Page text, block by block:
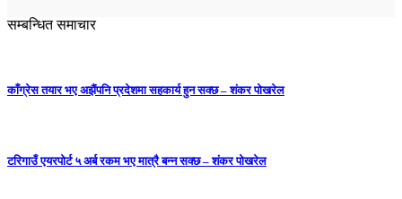
सम्बन्धित समाचार
काँग्रेस तयार भए अझैंपनि प्रदेशमा सहकार्य हुन सक्छ – शंकर पोखरेल
टरिगाउँ एयरपोर्ट ५ अर्ब रकम भए मात्रै बन्न सक्छ – शंकर पोखरेल